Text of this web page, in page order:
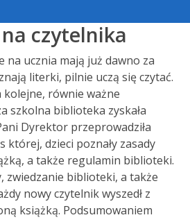
czytelnika
na ucznia mają już dawno za
literki, pilnie uczą się czytać.
kolejne, równie ważne
szkolna biblioteka zyskała
Dyrektor przeprowadziła
której, dzieci poznały zasady
a także regulamin biblioteki.
zwiedzanie biblioteki, a także
nowy czytelnik wyszedł z
książką. Podsumowaniem